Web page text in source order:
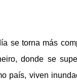
se torna más
donde se
país, viven